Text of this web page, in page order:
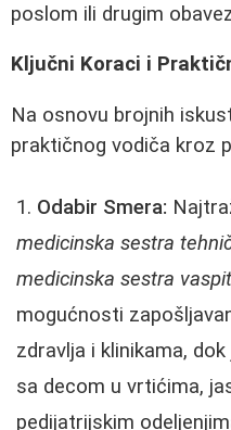
poslom ili drugim
Ključni Koraci i
Na osnovu brojnih
praktičnog vodiča kroz
Odabir Smera:
medicinska sestra
medicinska sestra
mogućnosti
zdravlja i klinikama,
sa decom u vrtićima,
pedijatrijskim